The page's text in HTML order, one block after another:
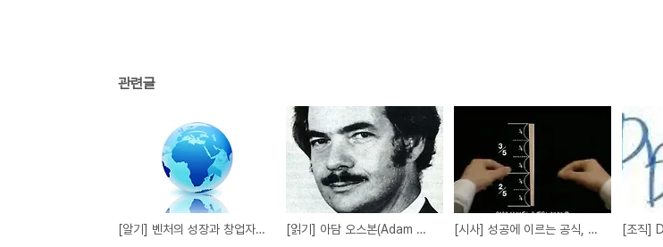
관련글
[알기] 벤처의 성장과 창업자의 성장. 그리고 운영의 묘. [읽기] 아담 오스본(Adam Osborne)의 기업가 정신 [시사] 성공에 이르는 공식, 이것이 적용되는 세상과 그렇지 않은 세상을 논한다.